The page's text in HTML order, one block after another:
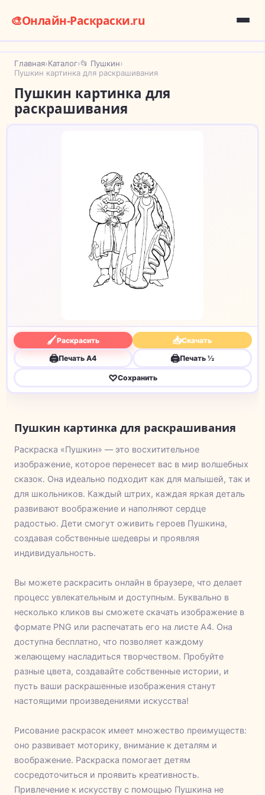
🎨Онлайн-Раскраски.ru
Главная›Каталог›📂 Пушкин›
Пушкин картинка для раскрашивания
Пушкин картинка для
раскрашивания
🖌Раскрасить 📥Скачать
🖨Печать A4 🖨Печать ½
♡Сохранить
Пушкин картинка для раскрашивания
Раскраска «Пушкин» — это восхитительное
изображение, которое перенесет вас в мир волшебных
сказок. Она идеально подходит как для малышей, так и
для школьников. Каждый штрих, каждая яркая деталь
развивают воображение и наполняют сердце
радостью. Дети смогут оживить героев Пушкина,
создавая собственные шедевры и проявляя
индивидуальность.
Вы можете раскрасить онлайн в браузере, что делает
процесс увлекательным и доступным. Буквально в
несколько кликов вы сможете скачать изображение в
формате PNG или распечатать его на листе А4. Она
доступна бесплатно, что позволяет каждому
желающему насладиться творчеством. Пробуйте
разные цвета, создавайте собственные истории, и
пусть ваши раскрашенные изображения станут
настоящими произведениями искусства!
Рисование раскрасок имеет множество преимуществ:
оно развивает моторику, внимание к деталям и
воображение. Раскраска помогает детям
сосредоточиться и проявить креативность.
Привлечение к искусству с помощью Пушкина не